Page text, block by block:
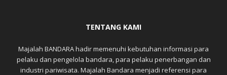
TENTANG KAMI
Majalah BANDARA hadir memenuhi kebutuhan informasi para
pelaku dan pengelola bandara, para pelaku penerbangan dan
industri pariwisata. Majalah Bandara menjadi referensi para